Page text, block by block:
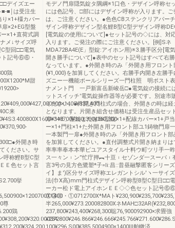
デイズエー
￨は受注生
り×1+橿カバー
×2+EG型盤
×1+直荷式調
メ↓サイズ呼
型回□□電気
ト記号⑥⑥・
鶏
甜
来
外開き時
ください。サ
呼称鰹B型C型
Ｅ色セット言
挙
尊
鶏
モデノ門扉隠気錠タ隅綱※1口色・デザイン呼称セ
には色記号、□部にはデザイン呼称が入ります。ご
は、ご注意ください。●色色CBステンクリアパー
ザイン呼称デザイン型名鯉B型C型デザイン呼称
[電気錠の使用について]●セット記号の◇には、対
入ります。ご発注の際にご注意ください。[例]Sネ
MDA72BA4E(E」型錠:アイホン用)※3.勝手区分[電
開き勝手について]●表中のセット記号はすべて右
なっています。●外開き時のみ「外開き用フロント
(¥1,000)を加算してください。右勝手内開き左勝手
ズニー一機能ポールシリーズ一門柱照 明ポスト
ナメント門 一戸新富岳新峻岳□●電気錠の接続に
ットスイッチ'電気錠操作器等が必要です。別途市
ください。●片開き門柱式の場合、外開きの時は
となります。片開き組含せ価格lは受注生産品セッ
扉×1+E」型錠またはEK型錠×1+配線カバー×1+戸
ー×1+門柱×1+た外開き用フロント部ユ1鋳物門扉
一本製門一扉●外開き時のみ「外開き用フロント部
を加算してください。●直付調整式片開き納まりは
率率率奉本本華ピユアスタイル十料ウ町ツリ手一
ス一々ン︲ン”忙庁押︻十亘︲セゾンダ一スーパ︲
言3号の見方色鷺塑*子=li:昌::昔昼融撃匿客シリー
イ】ま')区分サイズ呼称エレガントシル′ヽ一サイ
法(巾X高)mm門柱式デザイン呼称型B型C型日□□
ーカー松ド電上アイホンＥＥ◇◇色セット記号
①③◎・①0712700X*MAト
半265,000¥273.200082800Xネ
237,800¥243,400¥268,300聡76,900092900×求畳強